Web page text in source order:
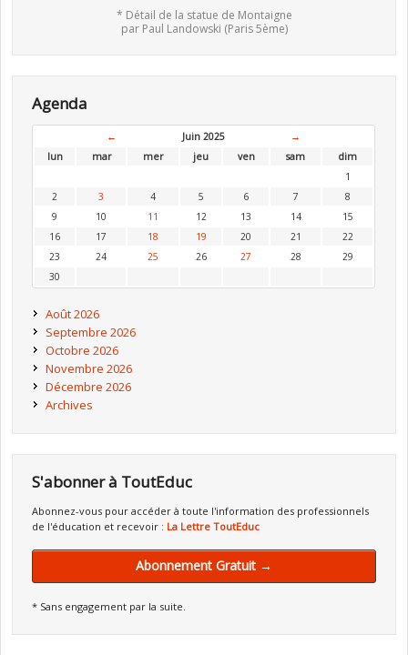
* Détail de la statue de Montaigne
par Paul Landowski (Paris 5ème)
Agenda
← Juin 2025
→
lun
mar mer jeu ven sam
dim
1
2
3 4 5 6 7
8
9
10 11 12 13 14
15
16
17 18 19 20 21
22
23
24 25 26 27 28
29
30
Août 2026
Septembre 2026
Octobre 2026
Novembre 2026
Décembre 2026
Archives
S'abonner à ToutEduc
Abonnez-vous pour accéder à toute l'information des professionnels
de l'éducation et recevoir : La Lettre ToutEduc
Abonnement Gratuit →
* Sans engagement par la suite.